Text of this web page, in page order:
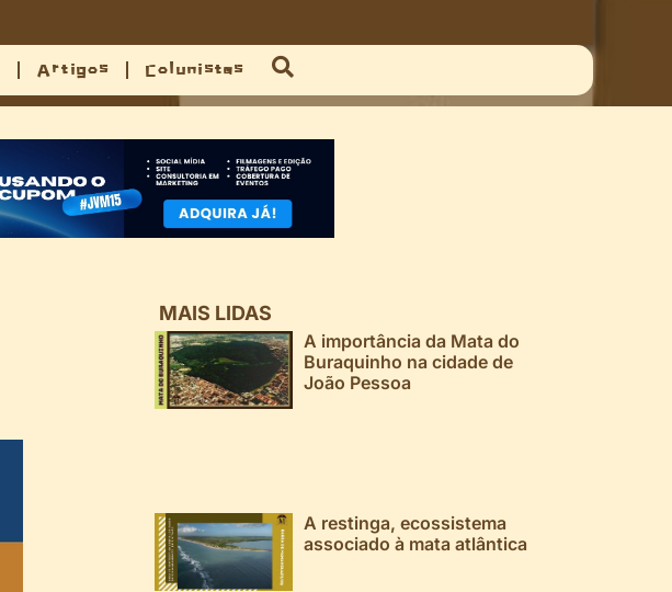
Artigos Colunistas
MAIS LIDAS
A importância da Mata do
Buraquinho na cidade de
João Pessoa
A restinga, ecossistema
associado à mata atlântica